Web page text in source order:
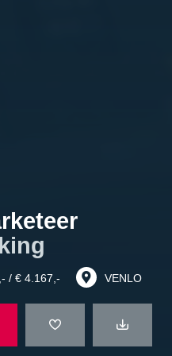
/ € 4.167,- VENLO